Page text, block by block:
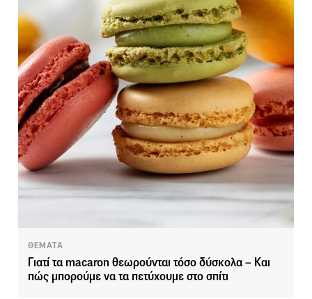
ΘΕΜΑΤΑ
Γιατί τα macaron θεωρούνται τόσο δύσκολα – Kαι
πώς μπορούμε να τα πετύχουμε στο σπίτι